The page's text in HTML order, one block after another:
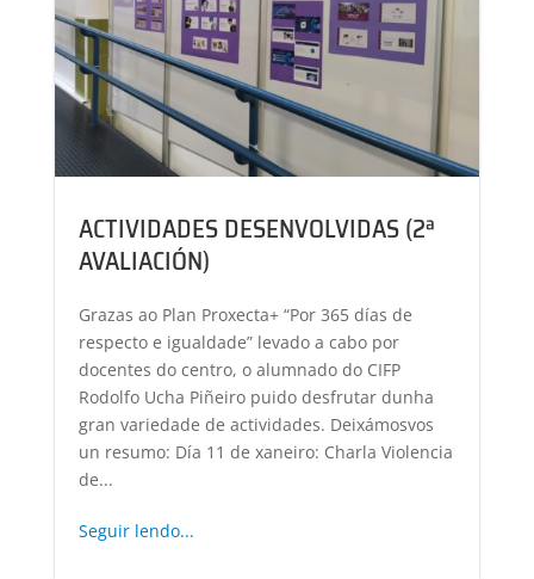
ACTIVIDADES DESENVOLVIDAS (2ª
AVALIACIÓN)
Grazas ao Plan Proxecta+ “Por 365 días de
respecto e igualdade” levado a cabo por
docentes do centro, o alumnado do CIFP
Rodolfo Ucha Piñeiro puido desfrutar dunha
gran variedade de actividades. Deixámosvos
un resumo: Día 11 de xaneiro: Charla Violencia
de...
Seguir lendo...